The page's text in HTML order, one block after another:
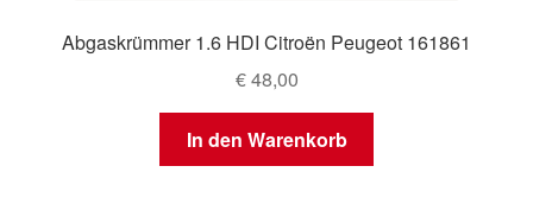
Abgaskrümmer 1.6 HDI Citroën Peugeot 161861
€48,00
In den Warenkorb